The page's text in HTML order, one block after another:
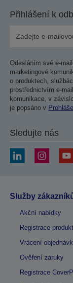
Přihlášení k
Odesláním své e-
marketingové
o produktech,
prostřednictvím e-
komunikace, v
je popsáno v
Sledujte nás
Služby
Akční nabídky
Registrace
Vrácení
Ověření záruky
Registrace